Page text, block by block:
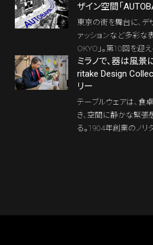
イン会場として展開。今
アーティストのKenta
ュアルも公開された。
イン、アート、インテリ
き合うのか。都市空間
ART TOKYOの新たな
ザイン空間「
東京の街を舞台に、デ
ァッションなど多彩な
OKYO」。第10回を迎
走っていた旧東京高速
平方メートルのメイン
ン）」を開設する。空
インスタジオALTEMY
市インフラが、期間限
る。
ミラノで、器は風景
ritake Design
リー
テーブルウェアは、食
き、空間に静かな緊張
る。1904年創業のノリ
6では、ALCOVAの会
「Casa delle Suore」